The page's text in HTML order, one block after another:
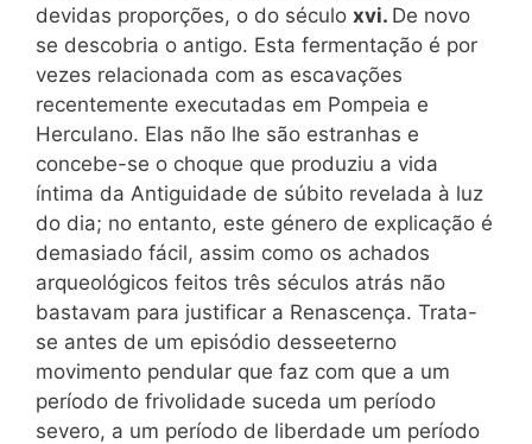
devidas proporções, o do século xvi. De novo
se descobria o antigo. Esta fermentação é por
vezes relacionada com as escavações
recentemente executadas em Pompeia e
Herculano. Elas não lhe são estranhas e
concebe-se o choque que produziu a vida
íntima da Antiguidade de súbito revelada à luz
do dia; no entanto, este género de explicação é
demasiado fácil, assim como os achados
arqueológicos feitos três séculos atrás não
bastavam para justificar a Renascença. Trata-
se antes de um episódio desseeterno
movimento pendular que faz com que a um
período de frivolidade suceda um período
severo, a um período de liberdade um período